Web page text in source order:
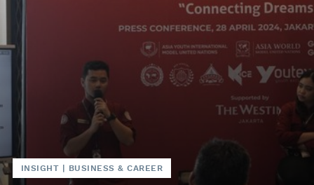
INSIGHT BUSINESS & CAREER